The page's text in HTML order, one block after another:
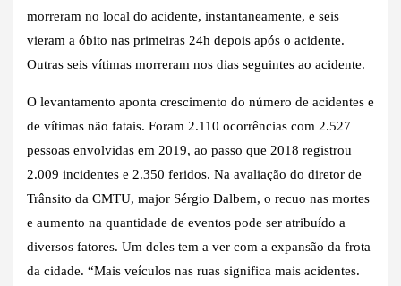
morreram no local do acidente, instantaneamente, e seis
vieram a óbito nas primeiras 24h depois após o acidente.
Outras seis vítimas morreram nos dias seguintes ao acidente.
O levantamento aponta crescimento do número de acidentes e
de vítimas não fatais. Foram 2.110 ocorrências com 2.527
pessoas envolvidas em 2019, ao passo que 2018 registrou
2.009 incidentes e 2.350 feridos. Na avaliação do diretor de
Trânsito da CMTU, major Sérgio Dalbem, o recuo nas mortes
e aumento na quantidade de eventos pode ser atribuído a
diversos fatores. Um deles tem a ver com a expansão da frota
da cidade. “Mais veículos nas ruas significa mais acidentes.